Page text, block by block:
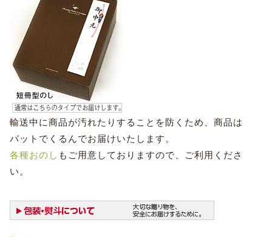
輸送中に商品が汚れたりすることを防くため、商品は
パットでくるんでお届けいたします。
各種おのし もご用意しておりますので、ご利用くださ
い。